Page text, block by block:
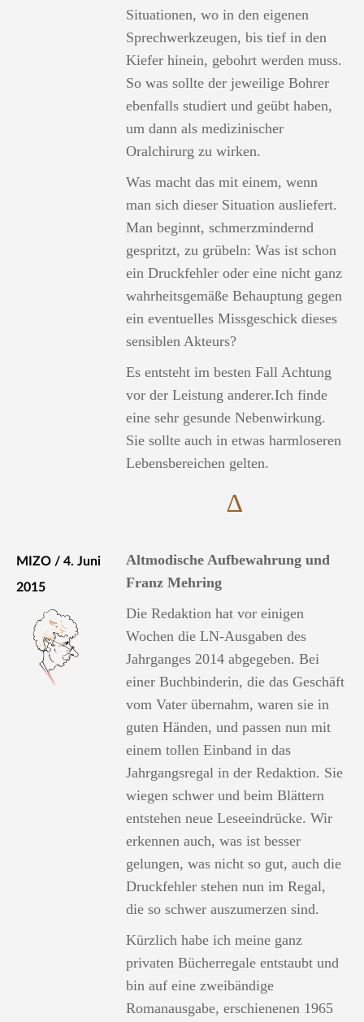
Situationen, wo in den eigenen
Sprechwerkzeugen, bis tief in den
Kiefer hinein, gebohrt werden muss.
So was sollte der jeweilige Bohrer
ebenfalls studiert und geübt haben,
um dann als medizinischer
Oralchirurg zu wirken.
Was macht das mit einem, wenn
man sich dieser Situation ausliefert.
Man beginnt, schmerzmindernd
gespritzt, zu grübeln: Was ist schon
ein Druckfehler oder eine nicht ganz
wahrheitsgemäße Behauptung gegen
ein eventuelles Missgeschick dieses
sensiblen Akteurs?
Es entsteht im besten Fall Achtung
vor der Leistung anderer.Ich finde
eine sehr gesunde Nebenwirkung.
Sie sollte auch in etwas harmloseren
Lebensbereichen gelten.
∆
MIZO / 4. Juni
2015
Altmodische Aufbewahrung und
Franz Mehring
Die Redaktion hat vor einigen
Wochen die LN-Ausgaben des
Jahrganges 2014 abgegeben. Bei
einer Buchbinderin, die das Geschäft
vom Vater übernahm, waren sie in
guten Händen, und passen nun mit
einem tollen Einband in das
Jahrgangsregal in der Redaktion. Sie
wiegen schwer und beim Blättern
entstehen neue Leseeindrücke. Wir
erkennen auch, was ist besser
gelungen, was nicht so gut, auch die
Druckfehler stehen nun im Regal,
die so schwer auszumerzen sind.
Kürzlich habe ich meine ganz
privaten Bücherregale entstaubt und
bin auf eine zweibändige
Romanausgabe, erschienenen 1965